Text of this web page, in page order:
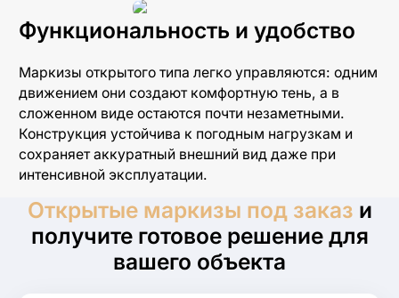
Гильотинные системы
Раздвижное безрамное остекление
Раздвижное остекление со стеклопакетом
Порталы
Складные панорамные двери
Раздвижные панорамные двери
Функциональность и удобство
Маркизы открытого типа легко управляются: одним
движением они создают комфортную тень, а в
сложенном виде остаются почти незаметными.
Конструкция устойчива к погодным нагрузкам и
сохраняет аккуратный внешний вид даже при
интенсивной эксплуатации.
Открытые маркизы под заказ и
получите готовое решение для
вашего объекта